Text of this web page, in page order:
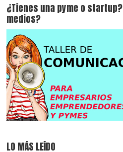
¿Tienes una pyme o startup? ¿Quieres salir en los
medios?
LO MÁS LEÍDO